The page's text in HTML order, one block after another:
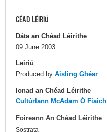
CÉAD LÉIRIÚ
Dáta an Chéad Léirithe
09 June 2003
Leiriú
Produced by Aisling Ghéar
Ionad an Chéad Léirithe
Cultúrlann McAdam Ó Fiaich
Foireann An Chéad Léirithe
Sostrata